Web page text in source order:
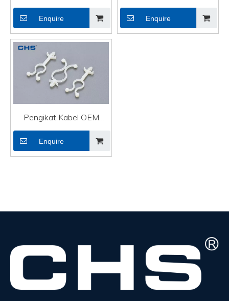
Pengikat OEM Tugas
Berat Hiasan Lampu
Penutup Keselamatan
SCB-3
Enquire
Pemasangan Pengikat
Kabel OEM yang
Enquire
Pengikat Kabel OEM
Pelekat Diri Memasang
Kabel HDMI
Enquire